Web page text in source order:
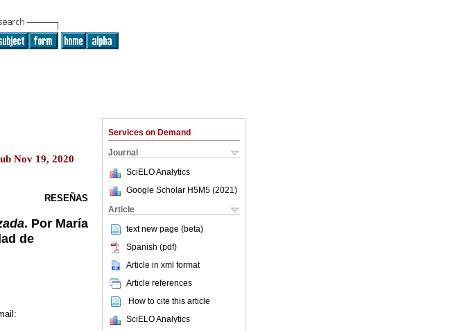
Services on Demand
Journal
SciELO Analytics
Google Scholar H5M5 (2021 )
Article
text new page (beta)
Spanish (pdf)
Article in xml format
Article references
How to cite this article
SciELO Analytics
Nov 19, 2020
RESEÑAS
. Por María
de